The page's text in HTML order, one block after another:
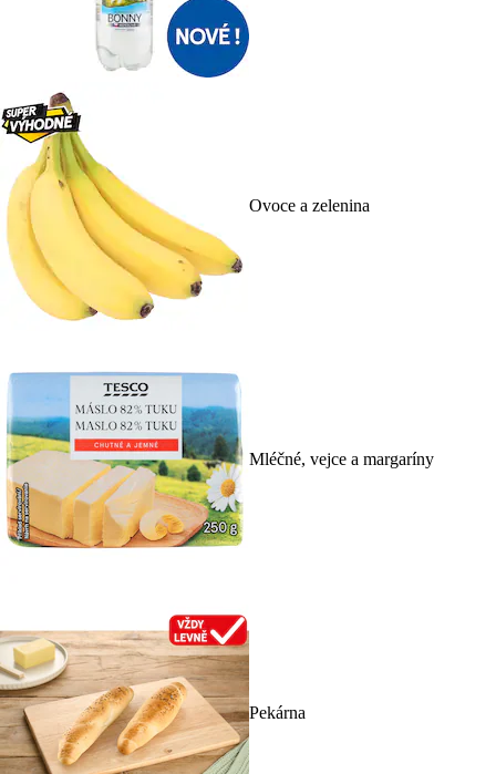
Ovoce a zelenina
Mléčné, vejce a margaríny
Pekárna